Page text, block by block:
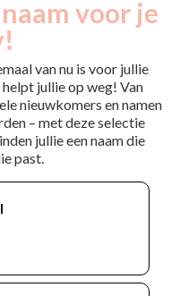
voor je
van nu is voor jullie
jullie op weg! Van
nieuwkomers en namen
– met deze selectie
jullie een naam die
past.